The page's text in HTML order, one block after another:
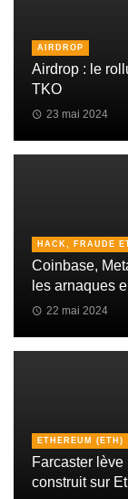
AIRDROP
Airdrop : le
TKO
23 mai 2024
HACK, FRAUDE
Coinbase,
les arnaques
22 mai 2024
ETHEREUM (ETH)
Farcaster lève
construit sur